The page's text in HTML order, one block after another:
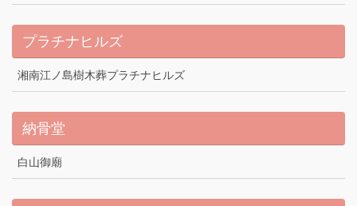
プラチナヒルズ
湘南江ノ島樹木葬プラチナヒルズ
納骨堂
白山御廟